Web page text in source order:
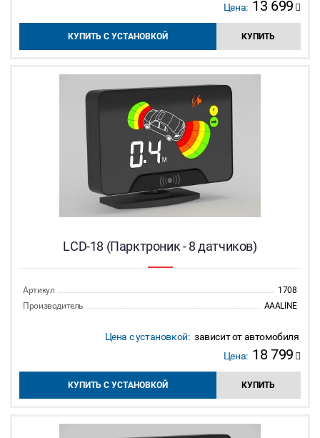
Цена: 13 699
КУПИТЬ С УСТАНОВКОЙ КУПИТЬ
LCD-18 (Парктроник - 8 датчиков)
Артикул
1708
Производитель
AAALINE
Цена с установкой: зависит от автомобиля
Цена: 18 799
КУПИТЬ С УСТАНОВКОЙ КУПИТЬ